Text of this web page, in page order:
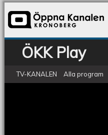
ÖKK Play
TV-KANALEN Alla program